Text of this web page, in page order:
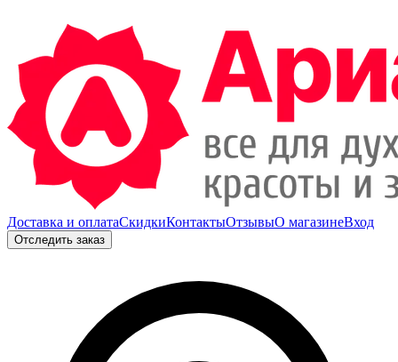
Доставка и оплатаСкидкиКонтактыОтзывыО магазинеВход
Отследить заказ